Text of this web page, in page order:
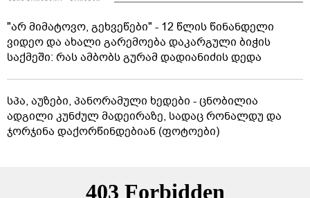
"არ მიმატოვო, გეხვეწები" - 12 წლის წინანდელი
ვიდეო და ახალი გარემოება დაკარგული ბიჭის
საქმეში: რას ამბობს გურამ დადიანიძის დედა
სპა, აუზები, პანორამული ხედები - ცნობილია
ადგილი კუნძულ მადეირაზე, სადაც რონალდუ და
ჯორჯინა დაქორწინდებიან (ფოტოები)